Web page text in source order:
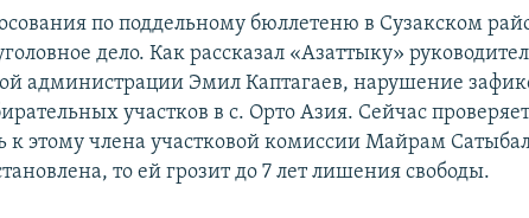
по поддельному бюллетеню в Сузакском
дело. Как рассказал «Азаттыку»
администрации Эмил Каптагаев, нарушение
участков в с. Орто Азия. Сейчас
к этому члена участковой комиссии Майрам
то ей грозит до 7 лет лишения свободы.